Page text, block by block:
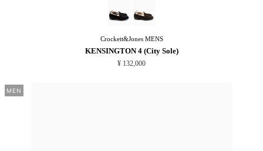
Crockett&JonesMENS
KENSINGTON 4 (City Sole)
¥ 132,000
MEN